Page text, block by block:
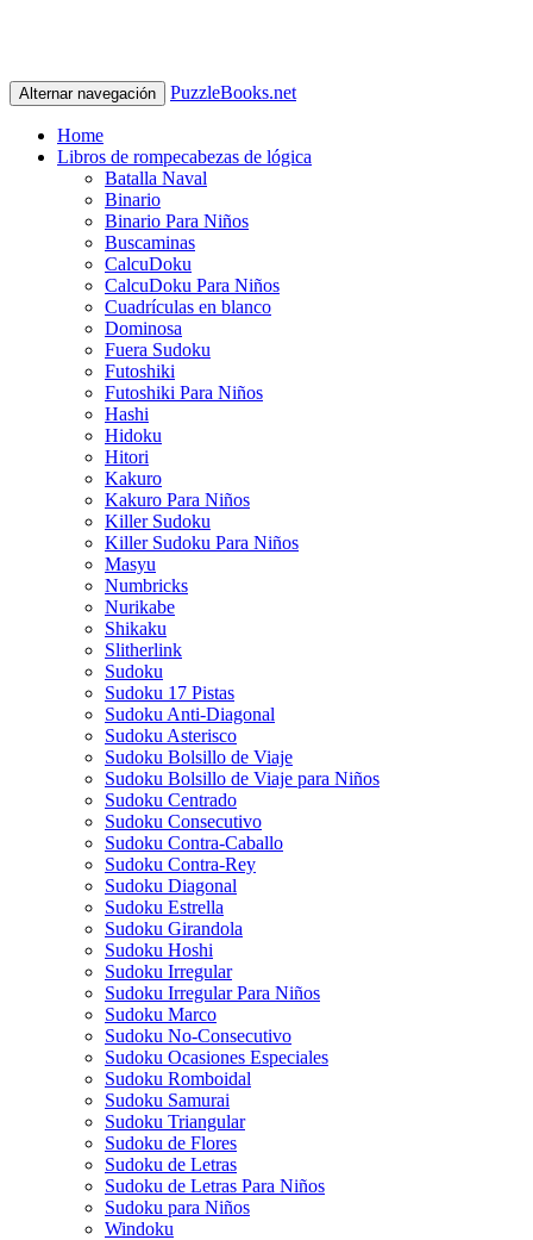
Alternar navegación PuzzleBooks.net
Home
Libros de rompecabezas de lógica
Batalla Naval
Binario
Binario Para Niños
Buscaminas
CalcuDoku
CalcuDoku Para Niños
Cuadrículas en blanco
Dominosa
Fuera Sudoku
Futoshiki
Futoshiki Para Niños
Hashi
Hidoku
Hitori
Kakuro
Kakuro Para Niños
Killer Sudoku
Killer Sudoku Para Niños
Masyu
Numbricks
Nurikabe
Shikaku
Slitherlink
Sudoku
Sudoku 17 Pistas
Sudoku Anti-Diagonal
Sudoku Asterisco
Sudoku Bolsillo de Viaje
Sudoku Bolsillo de Viaje para Niños
Sudoku Centrado
Sudoku Consecutivo
Sudoku Contra-Caballo
Sudoku Contra-Rey
Sudoku Diagonal
Sudoku Estrella
Sudoku Girandola
Sudoku Hoshi
Sudoku Irregular
Sudoku Irregular Para Niños
Sudoku Marco
Sudoku No-Consecutivo
Sudoku Ocasiones Especiales
Sudoku Romboidal
Sudoku Samurai
Sudoku Triangular
Sudoku de Flores
Sudoku de Letras
Sudoku de Letras Para Niños
Sudoku para Niños
Windoku